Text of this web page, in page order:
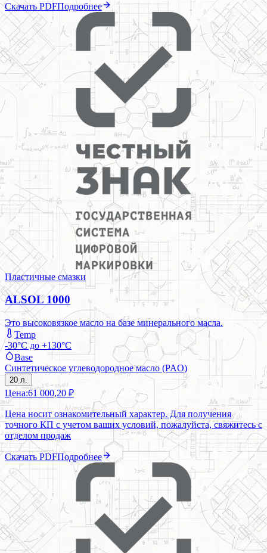
Скачать PDFПодробнее
Пластичные смазки
ALSOL 1000
Это высоковязкое масло на базе минерального масла.
Temp
-30°C до +130°C
Base
Синтетическое углеводородное масло (PAO)
20 л.
Цена:61 000,20 ₽
Цена носит ознакомительный характер. Для получения
точного КП с учетом ваших условий, пожалуйста, свяжитесь с
отделом продаж
Скачать PDFПодробнее